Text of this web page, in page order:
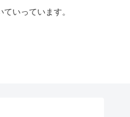
いっています。